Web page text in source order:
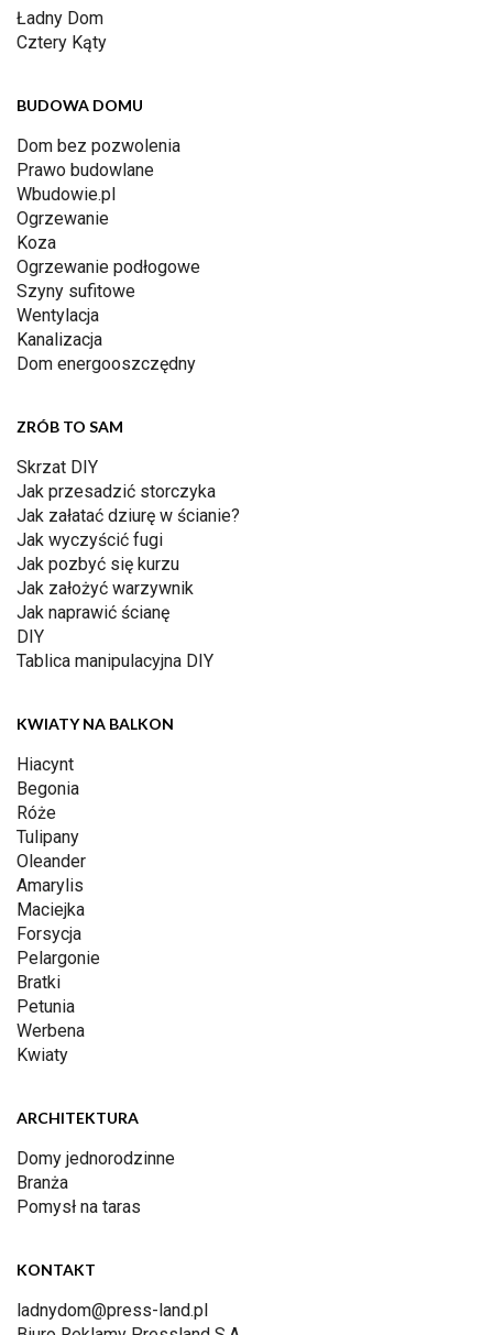
Ładny Dom
Cztery Kąty
BUDOWA DOMU
Dom bez pozwolenia
Prawo budowlane
Wbudowie.pl
Ogrzewanie
Koza
Ogrzewanie podłogowe
Szyny sufitowe
Wentylacja
Kanalizacja
Dom energooszczędny
ZRÓB TO SAM
Skrzat DIY
Jak przesadzić storczyka
Jak załatać dziurę w ścianie?
Jak wyczyścić fugi
Jak pozbyć się kurzu
Jak założyć warzywnik
Jak naprawić ścianę
DIY
Tablica manipulacyjna DIY
KWIATY NA BALKON
Hiacynt
Begonia
Róże
Tulipany
Oleander
Amarylis
Maciejka
Forsycja
Pelargonie
Bratki
Petunia
Werbena
Kwiaty
ARCHITEKTURA
Domy jednorodzinne
Branża
Pomysł na taras
KONTAKT
ladnydom@press-land.pl